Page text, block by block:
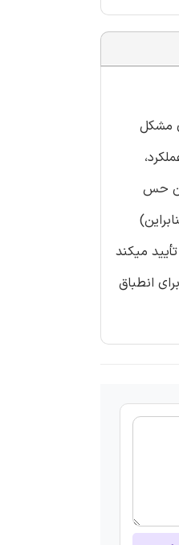
مشکل
حس
ما – با استفاده از داده هایی برای یک نمونه از شرکت های تولیدی آمریکا (1994-2013) – تأیید میکند
انطباق